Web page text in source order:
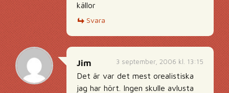
källor
Svara
3 september, 2006 kl. 13:15
Jim
Det är var det mest orealistiska
jag har hört. Ingen skulle avlusta